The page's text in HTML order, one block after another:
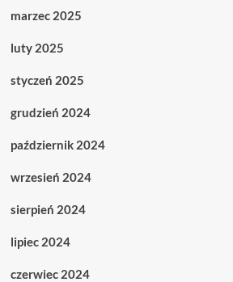
marzec 2025
luty 2025
styczeń 2025
grudzień 2024
październik 2024
wrzesień 2024
sierpień 2024
lipiec 2024
czerwiec 2024